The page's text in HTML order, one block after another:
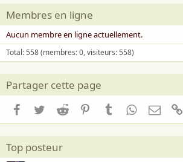
Membres en ligne
Aucun membre en ligne actuellement.
Total: 558 (membres: 0, visiteurs: 558)
Partager cette page
Facebook
TwitterReddit PinterestTumblrWhatsApp
Email
Top posteur